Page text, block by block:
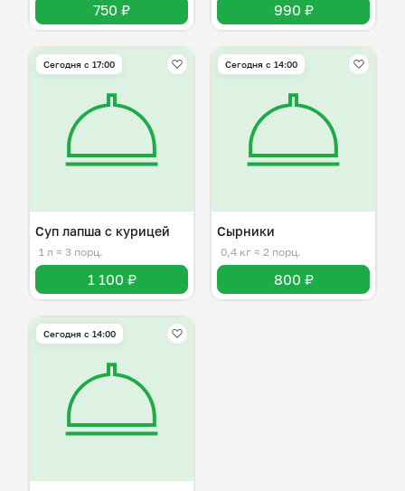
750 ₽ 990 ₽
Сегодня с 17:00
Суп лапша с курицей
1 л ≈ 3 порц.
1 100 ₽
Сегодня с 14:00
Сырники
0,4 кг ≈ 2 порц.
800 ₽
Сегодня с 14:00